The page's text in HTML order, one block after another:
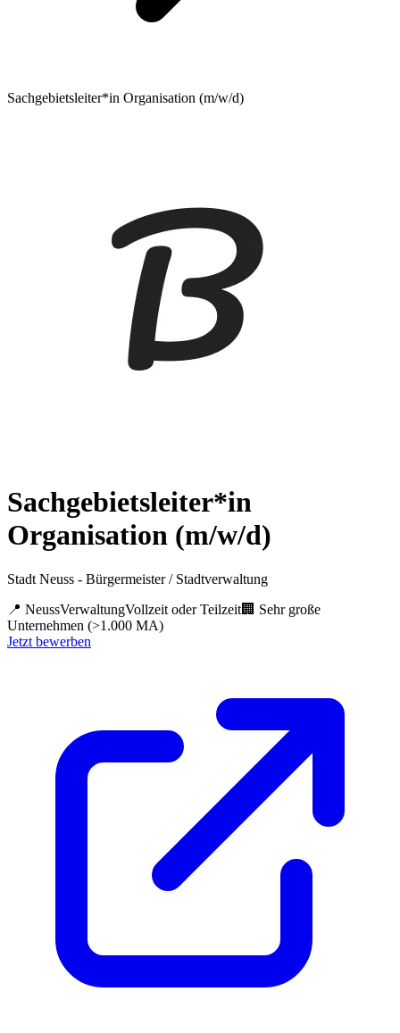
Sachgebietsleiter*in Organisation (m/w/d)
Sachgebietsleiter*in
Organisation (m/w/d)
Stadt Neuss - Bürgermeister / Stadtverwaltung
📍 NeussVerwaltungVollzeit oder Teilzeit🏢 Sehr große
Unternehmen (>1.000 MA)
Jetzt bewerben